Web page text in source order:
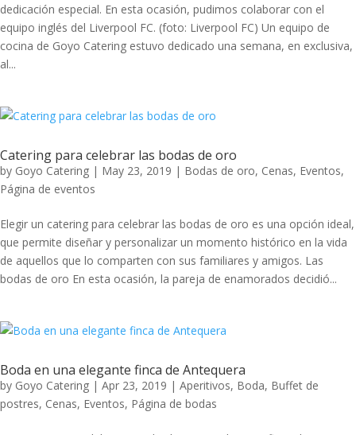
dedicación especial. En esta ocasión, pudimos colaborar con el
equipo inglés del Liverpool FC. (foto: Liverpool FC) Un equipo de
cocina de Goyo Catering estuvo dedicado una semana, en exclusiva,
al...
Catering para celebrar las bodas de oro
by Goyo Catering | May 23, 2019 | Bodas de oro, Cenas, Eventos,
Página de eventos
Elegir un catering para celebrar las bodas de oro es una opción ideal,
que permite diseñar y personalizar un momento histórico en la vida
de aquellos que lo comparten con sus familiares y amigos. Las
bodas de oro En esta ocasión, la pareja de enamorados decidió...
Boda en una elegante finca de Antequera
by Goyo Catering | Apr 23, 2019 | Aperitivos, Boda, Buffet de
postres, Cenas, Eventos, Página de bodas